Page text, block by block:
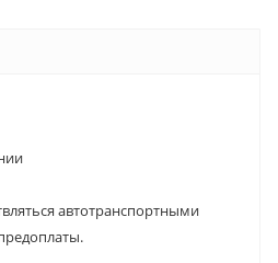
автотранспортными